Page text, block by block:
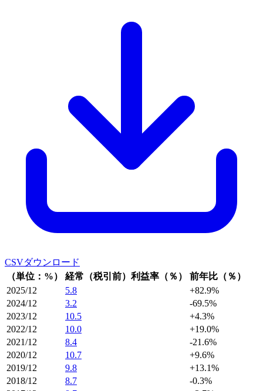
CSVダウンロード
（単位：%）
経常（税引前）利益率（％）
前年比（％）
2025/12
5.8
+82.9%
2024/12
3.2
-69.5%
2023/12
10.5
+4.3%
2022/12
10.0
+19.0%
2021/12
8.4
-21.6%
2020/12
10.7
+9.6%
2019/12
9.8
+13.1%
2018/12
8.7
-0.3%